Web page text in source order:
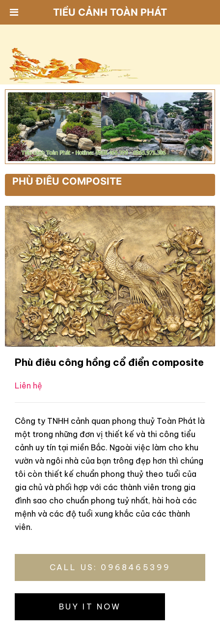
TIỂU CẢNH TOÀN PHÁT
PHÙ ĐIÊU COMPOSITE
Phù điêu công hồng cổ điển composite
Liên hệ
Công ty TNHH cảnh quan phong thuỷ Toàn Phát là
một trong những đơn vị thiết kế và thi công tiểu
cảnh uy tín tại miền Bắc. Ngoài việc làm cho khu
vườn và ngôi nhà của bạn trông đẹp hơn thì chúng
tôi còn thiết kế chuẩn phong thuỷ theo tuổi của
gia chủ và phối hợp với các thành viên trong gia
đình sao cho chuẩn phong tuỷ nhất, hài hoà các
mệnh và các độ tuổi xung khắc của các thành
viên.
CALL US: 0968465399
BUY IT NOW